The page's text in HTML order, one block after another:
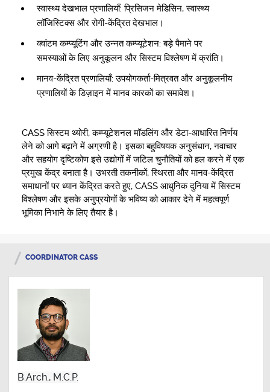
स्वास्थ्य देखभाल प्रणालियाँ: प्रिसिजन मेडिसिन, स्वास्थ्य
लॉजिस्टिक्स और रोगी-केंद्रित देखभाल।
क्वांटम कम्प्यूटिंग और उन्नत कम्प्यूटेशन: बड़े पैमाने पर
समस्याओं के लिए अनुकूलन और सिस्टम विश्लेषण में क्रांति।
मानव-केंद्रित प्रणालियाँ: उपयोगकर्ता-मित्रवत और अनुकूलनीय
प्रणालियों के डिज़ाइन में मानव कारकों का समावेश।
CASS सिस्टम थ्योरी, कम्प्यूटेशनल मॉडलिंग और डेटा-आधारित निर्णय
लेने को आगे बढ़ाने में अग्रणी है। इसका बहुविषयक अनुसंधान, नवाचार
और सहयोग दृष्टिकोण इसे उद्योगों में जटिल चुनौतियों को हल करने में एक
प्रमुख केंद्र बनाता है। उभरती तकनीकों, स्थिरता और मानव-केंद्रित
समाधानों पर ध्यान केंद्रित करते हुए, CASS आधुनिक दुनिया में सिस्टम
विश्लेषण और इसके अनुप्रयोगों के भविष्य को आकार देने में महत्वपूर्ण
भूमिका निभाने के लिए तैयार है।
COORDINATOR CASS
B.Arch., M.C.P.